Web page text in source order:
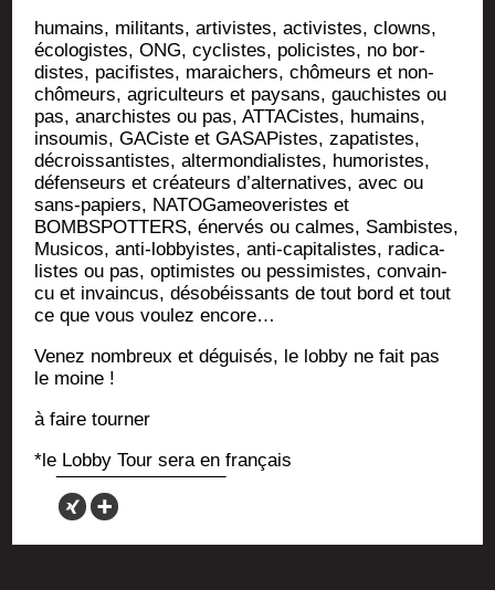
humains, mili­tants, arti­vistes, acti­vistes, clowns,
éco­lo­gistes, ONG, cyclistes, poli­cistes, no bor­
distes, paci­fistes, marai­chers, chô­meurs et non-
chô­meurs, agri­cul­teurs et pay­sans, gau­chistes ou
pas, anar­chistes ou pas, ATTA­Cistes, humains,
insou­mis, GACiste et GASA­Pistes, zapa­tistes,
décrois­san­tistes, alter­mon­dia­listes, humo­ristes,
défen­seurs et créa­teurs d’al­ter­na­tives, avec ou
sans-papiers, NATO­Ga­meo­ve­ristes et
BOMBSPOTTERS, éner­vés ou calmes, Sam­bistes,
Musi­cos, anti-lob­byistes, anti-capi­ta­listes, radi­ca­
listes ou pas, opti­mistes ou pes­si­mistes, convain­
cu et invain­cus, déso­béis­sants de tout bord et tout
ce que vous vou­lez encore…
Venez nom­breux et dégui­sés, le lob­by ne fait pas
le moine !
à faire tourner
*le Lob­by Tour sera en français